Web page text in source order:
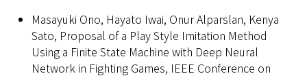
Masayuki Ono, Hayato Iwai, Onur Alparslan, Kenya
Sato, Proposal of a Play Style Imitation Method
Using a Finite State Machine with Deep Neural
Network in Fighting Games, IEEE Conference on